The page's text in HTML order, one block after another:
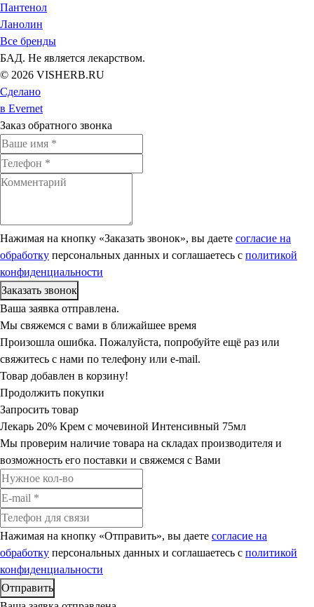
Пантенол
Ланолин
Все бренды
БАД. Не является лекарством.
© 2026 VISHERB.RU
Сделано
в Evernet
Заказ обратного звонка
Нажимая на кнопку «Заказать звонок», вы даете согласие на
обработку персональных данных и соглашаетесь c политикой
конфиденциальности
Ваша заявка отправлена.
Мы свяжемся с вами в ближайшее время
Произошла ошибка. Пожалуйста, попробуйте ещё раз или
свяжитесь с нами по телефону или e-mail.
Товар добавлен в корзину!
Продолжить покупки
Запросить товар
Лекарь 20% Крем с мочевиной Интенсивный 75мл
Мы проверим наличие товара на складах производителя и
возможность его поставки и свяжемся с Вами
Нажимая на кнопку «Отправить», вы даете согласие на
обработку персональных данных и соглашаетесь c политикой
конфиденциальности